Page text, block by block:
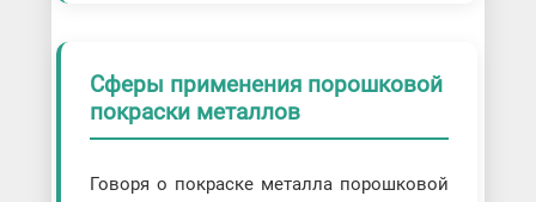
Сферы применения порошковой
покраски металлов
Говоря о покраске металла порошковой